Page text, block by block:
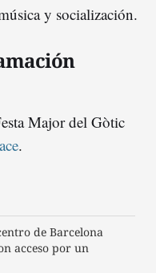
y socialización.
Major del Gòtic
.
de Barcelona
acceso por un